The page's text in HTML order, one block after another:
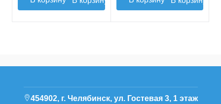
454902, г. Челябинск, ул. Гостевая 3, 1 этаж